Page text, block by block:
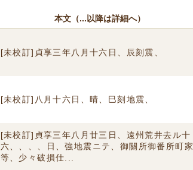
本文（...以降は詳細へ）
[未校訂]貞享三年八月十六日、辰刻震、
[未校訂]八月十六日、晴、巳刻地震、
[未校訂]貞享三年八月廿三日、遠州荒井去ル十
六、、、、日、強地震ニテ、御關所御番所町家
等、少々破損仕...